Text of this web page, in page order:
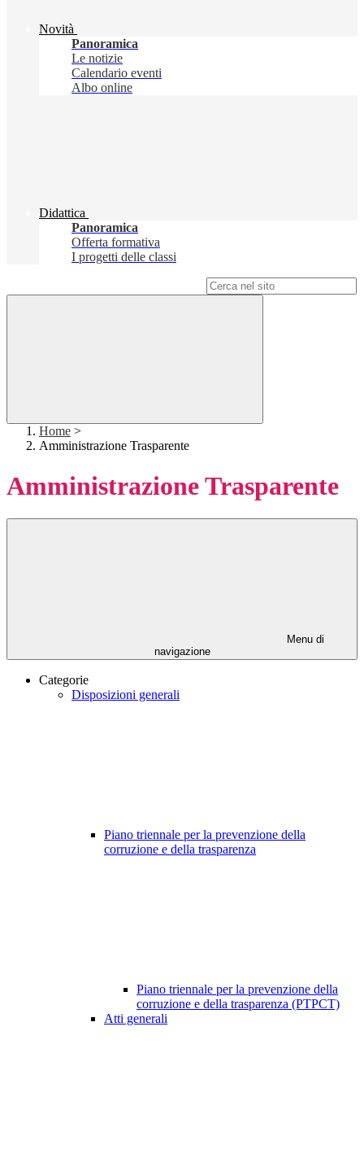
Novità
Panoramica
Le notizie
Calendario eventi
Albo online
Didattica
Panoramica
Offerta formativa
I progetti delle classi
Home >
Amministrazione Trasparente
Amministrazione Trasparente
Menu di
navigazione
Categorie
Disposizioni generali
Piano triennale per la prevenzione della
corruzione e della trasparenza
Piano triennale per la prevenzione della
corruzione e della trasparenza (PTPCT)
Atti generali